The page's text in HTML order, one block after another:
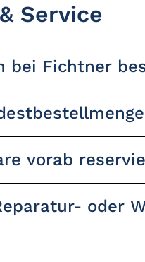
Service
bei Fichtner
vorab
oder